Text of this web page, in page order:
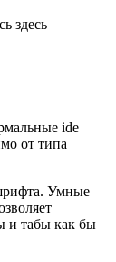
здесь
ide
от типа
Умные
и табы как бы